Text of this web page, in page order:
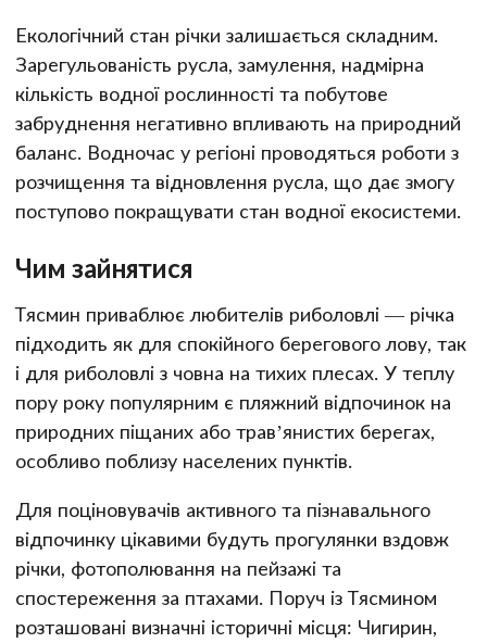
Екологічний стан річки залишається складним.
Зарегульованість русла, замулення, надмірна
кількість водної рослинності та побутове
забруднення негативно впливають на природний
баланс. Водночас у регіоні проводяться роботи з
розчищення та відновлення русла, що дає змогу
поступово покращувати стан водної екосистеми.
Чим зайнятися
Тясмин приваблює любителів риболовлі — річка
підходить як для спокійного берегового лову, так
і для риболовлі з човна на тихих плесах. У теплу
пору року популярним є пляжний відпочинок на
природних піщаних або трав’янистих берегах,
особливо поблизу населених пунктів.
Для поціновувачів активного та пізнавального
відпочинку цікавими будуть прогулянки вздовж
річки, фотополювання на пейзажі та
спостереження за птахами. Поруч із Тясмином
розташовані визначні історичні місця: Чигирин,